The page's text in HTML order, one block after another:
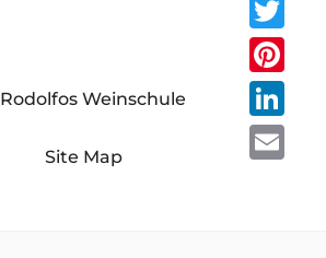
Rodolfos Weinschule
Site Map
Twitter